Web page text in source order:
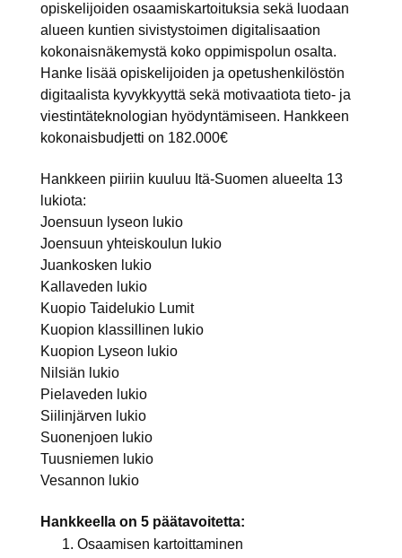
opiskelijoiden osaamiskartoituksia sekä luodaan
alueen kuntien sivistystoimen digitalisaation
kokonaisnäkemystä koko oppimispolun osalta.
Hanke lisää opiskelijoiden ja opetushenkilöstön
digitaalista kyvykkyyttä sekä motivaatiota tieto- ja
viestintäteknologian hyödyntämiseen. Hankkeen
kokonaisbudjetti on 182.000€
Hankkeen piiriin kuuluu Itä-Suomen alueelta 13
lukiota:
Joensuun lyseon lukio
Joensuun yhteiskoulun lukio
Juankosken lukio
Kallaveden lukio
Kuopio Taidelukio Lumit
Kuopion klassillinen lukio
Kuopion Lyseon lukio
Nilsiän lukio
Pielaveden lukio
Siilinjärven lukio
Suonenjoen lukio
Tuusniemen lukio
Vesannon lukio
Hankkeella on 5 päätavoitetta:
Osaamisen kartoittaminen